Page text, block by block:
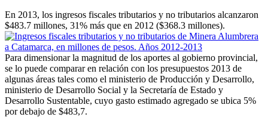
En 2013, los ingresos fiscales tributarios y no tributarios alcanzaron
$483.7 millones, 31% más que en 2012 ($368.3 millones).
Para dimensionar la magnitud de los aportes al gobierno provincial,
se lo puede comparar en relación con los presupuestos 2013 de
algunas áreas tales como el ministerio de Producción y Desarrollo,
ministerio de Desarrollo Social y la Secretaría de Estado y
Desarrollo Sustentable, cuyo gasto estimado agregado se ubica 5%
por debajo de $483,7.